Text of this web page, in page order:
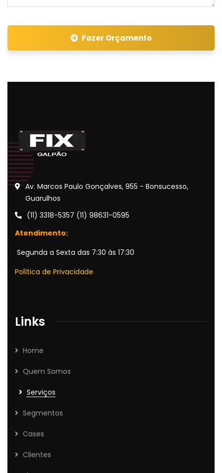
Fazer Orçamento
Av. Marcos Paulo Gonçalves, 955 - Bonsucesso,
Guarulhos
(11) 3318-5357 (11) 98631-0595
Atendimento:
Segunda a Sexta das 7:30 às 17:30
Política de Privacidade
Links
Home
Quem Somos
Serviços
Segmentos
Cases
Clientes